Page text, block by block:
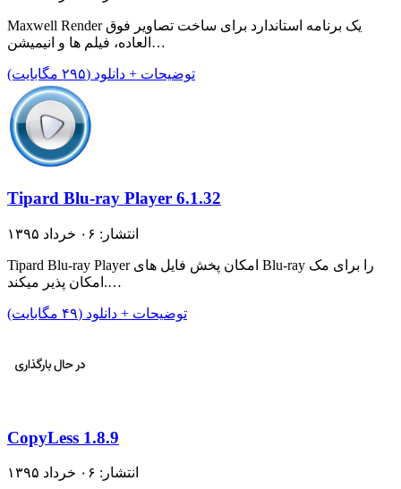
Maxwell Render یک برنامه استاندارد برای ساخت تصاویر فوق
العاده، فیلم ها و انیمیشن…
توضیحات + دانلود (۲۹۵ مگابایت)
Tipard Blu-ray Player 6.1.32
انتشار: ۰۶ خرداد ۱۳۹۵
Tipard Blu-ray Player امکان پخش فایل های Blu-ray را برای مک
امکان پذیر میکند.…
توضیحات + دانلود (۴۹ مگابایت)
CopyLess 1.8.9
انتشار: ۰۶ خرداد ۱۳۹۵